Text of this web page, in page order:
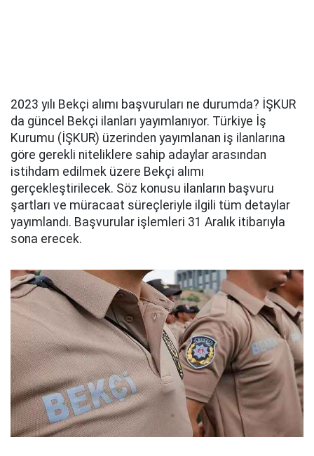
2023 yılı Bekçi alımı başvuruları ne durumda? İŞKUR
da güncel Bekçi ilanları yayımlanıyor. Türkiye İş
Kurumu (İŞKUR) üzerinden yayımlanan iş ilanlarına
göre gerekli niteliklere sahip adaylar arasından
istihdam edilmek üzere Bekçi alımı
gerçekleştirilecek. Söz konusu ilanların başvuru
şartları ve müracaat süreçleriyle ilgili tüm detaylar
yayımlandı. Başvurular işlemleri 31 Aralık itibarıyla
sona erecek.